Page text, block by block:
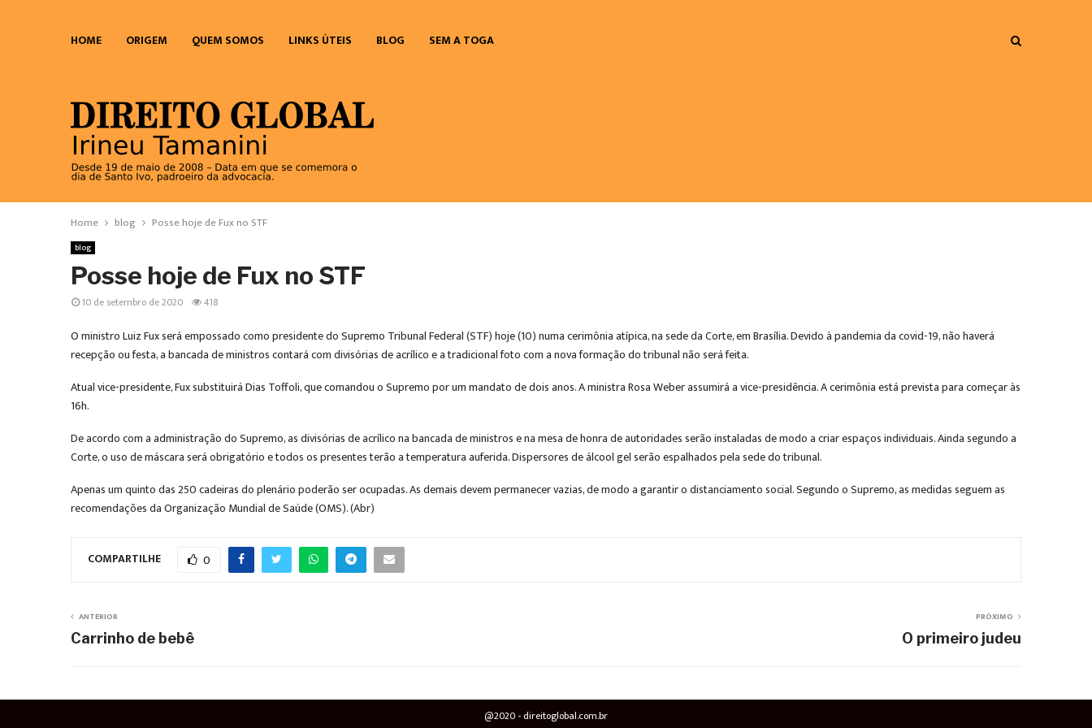
HOME ORIGEM QUEM SOMOS LINKS ÚTEIS BLOG SEM A TOGA
Home blog Posse hoje de Fux no STF
blog
Posse hoje de Fux no STF
10 de setembro de 2020 418
O ministro Luiz Fux será empossado como presidente do Supremo Tribunal Federal (STF) hoje (10) numa cerimônia atípica, na sede da Corte, em Brasília. Devido à pandemia da covid-19, não haverá
recepção ou festa, a bancada de ministros contará com divisórias de acrílico e a tradicional foto com a nova formação do tribunal não será feita.
Atual vice-presidente, Fux substituirá Dias Toffoli, que comandou o Supremo por um mandato de dois anos. A ministra Rosa Weber assumirá a vice-presidência. A cerimônia está prevista para começar às
16h.
De acordo com a administração do Supremo, as divisórias de acrílico na bancada de ministros e na mesa de honra de autoridades serão instaladas de modo a criar espaços individuais. Ainda segundo a
Corte, o uso de máscara será obrigatório e todos os presentes terão a temperatura auferida. Dispersores de álcool gel serão espalhados pela sede do tribunal.
Apenas um quinto das 250 cadeiras do plenário poderão ser ocupadas. As demais devem permanecer vazias, de modo a garantir o distanciamento social. Segundo o Supremo, as medidas seguem as
recomendações da Organização Mundial de Saúde (OMS). (Abr)
COMPARTILHE 0
ANTERIOR
Carrinho de bebê
PRÓXIMO
O primeiro judeu
@2020 - direitoglobal.com.br